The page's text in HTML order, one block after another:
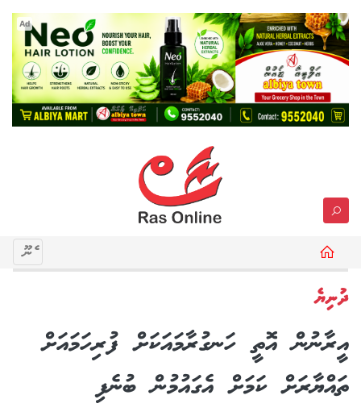
Ad
މެނޫ
ދުނިޔެ
އީރާނުން އޮތީ ހަނގުރާމައަކަށް ފުރިހަމައަށް
ތައްޔާރަށް ކަމަށް އެގައުމުން ބުނެފި